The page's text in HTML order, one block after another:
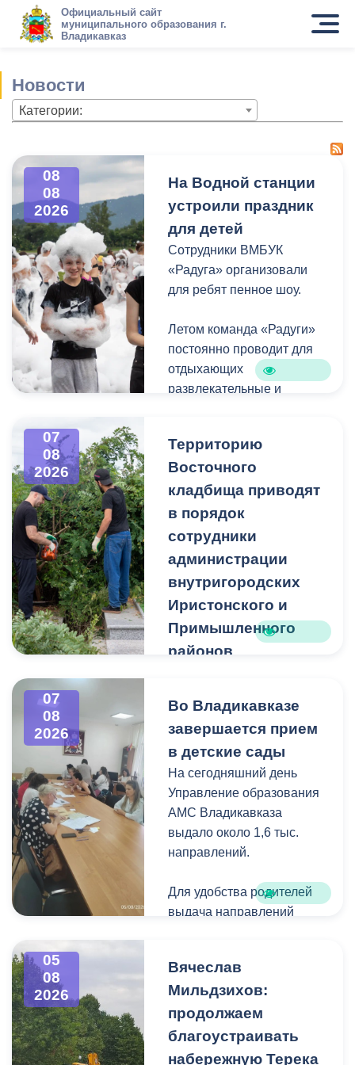
Официальный сайт
муниципального образования г.
Владикавказ
Новости
Категории:
08
08
2026
На Водной станции
устроили праздник
для детей
Сотрудники ВМБУК
«Радуга» организовали
для ребят пенное шоу.
Летом команда «Радуги»
постоянно проводит для
отдыхающих
развлекательные и
07
08
2026
Территорию
Восточного
кладбища приводят
в порядок
сотрудники
администрации
внутригородских
Иристонского и
Примышленного
районов
загущения территории
дикорастущими
деревьями,
муниципальные служащие
с утра косят, пилят
поросль между
захоронениями и
собирают скошенную
07
08
2026
Во Владикавказе
завершается прием
в детские сады
На сегодняшний день
Управление образования
АМС Владикавказа
выдало около 1,6 тыс.
направлений.
Для удобства родителей
выдача направлений
очередей и долгого
ожидания.
Прием в детские сады
начался 15 июля и
05
08
2026
Вячеслав
Мильдзихов:
продолжаем
благоустраивать
набережную Терека